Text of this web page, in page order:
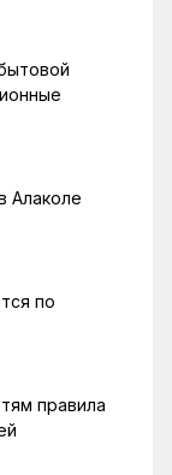
Алаколе
по
правила